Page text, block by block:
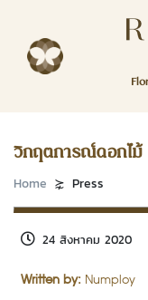
RakDok (รัก
RakDok
Menu
MAGAZINE
EDUTAINMENT
RAKDOK
วิกฤตการณ์ดอกไม้
Home Press
Written by: Numploy
24 สิงหาคม 2020